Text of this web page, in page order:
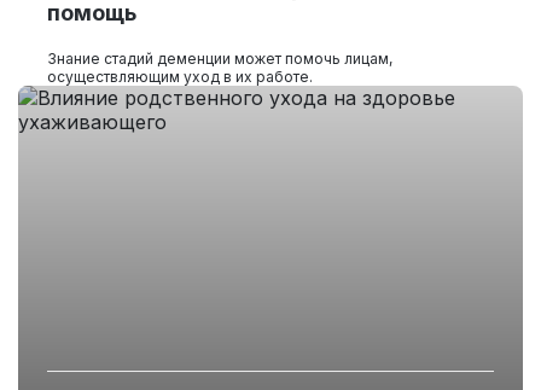
помощь
Знание стадий деменции может помочь лицам,
осуществляющим уход в их работе.